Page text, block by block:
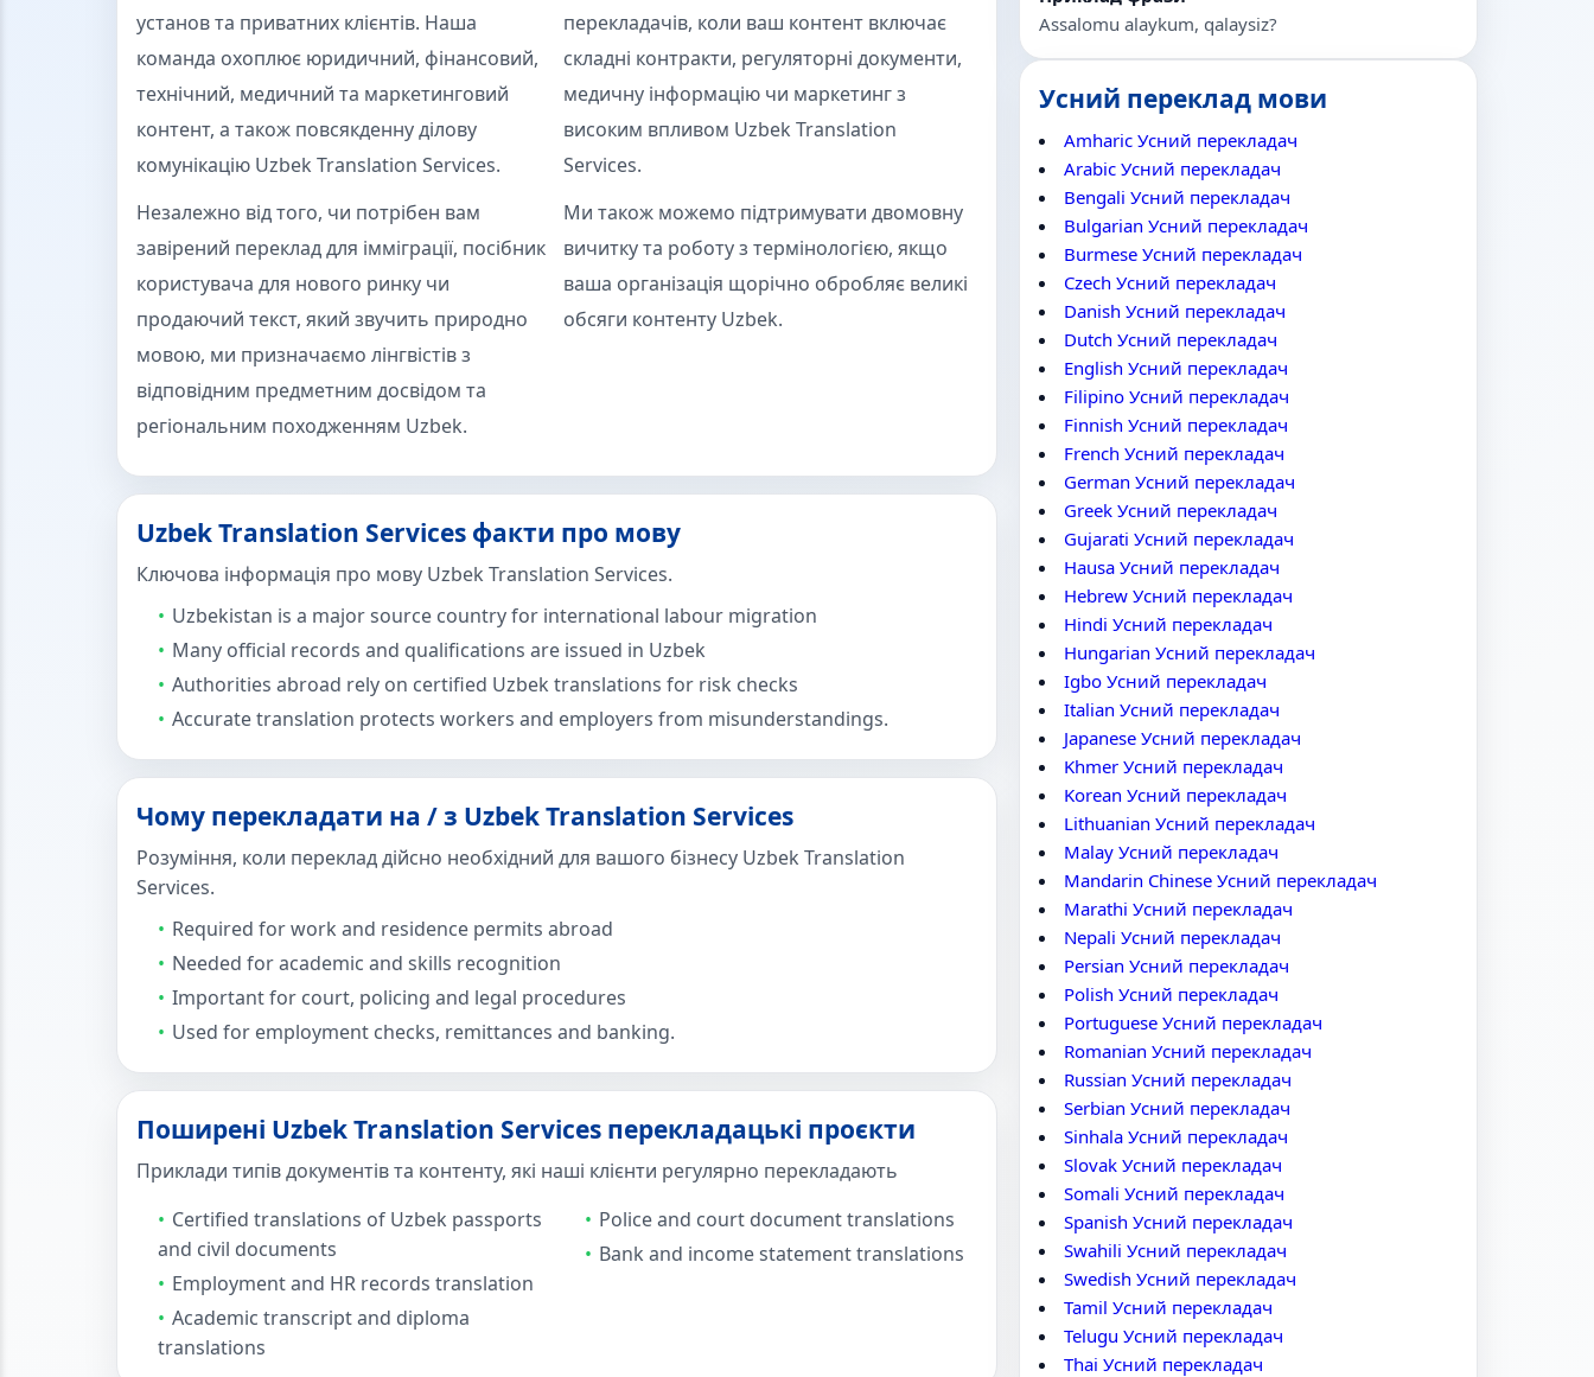
установ та приватних клієнтів. Наша
команда охоплює юридичний, фінансовий,
технічний, медичний та маркетинговий
контент, а також повсякденну ділову
комунікацію Uzbek Translation Services.
Незалежно від того, чи потрібен вам
завірений переклад для імміграції, посібник
користувача для нового ринку чи
продаючий текст, який звучить природно
мовою, ми призначаємо лінгвістів з
відповідним предметним досвідом та
регіональним походженням Uzbek.
перекладачів, коли ваш контент включає
складні контракти, регуляторні документи,
медичну інформацію чи маркетинг з
високим впливом Uzbek Translation
Services.
Ми також можемо підтримувати двомовну
вичитку та роботу з термінологією, якщо
ваша організація щорічно обробляє великі
обсяги контенту Uzbek.
Uzbek Translation Services факти про мову
Ключова інформація про мову Uzbek Translation Services.
Uzbekistan is a major source country for international labour migration
Many official records and qualifications are issued in Uzbek
Authorities abroad rely on certified Uzbek translations for risk checks
Accurate translation protects workers and employers from misunderstandings.
Чому перекладати на / з Uzbek Translation Services
Розуміння, коли переклад дійсно необхідний для вашого бізнесу Uzbek Translation
Services.
Required for work and residence permits abroad
Needed for academic and skills recognition
Important for court, policing and legal procedures
Used for employment checks, remittances and banking.
Поширені Uzbek Translation Services перекладацькі проєкти
Приклади типів документів та контенту, які наші клієнти регулярно перекладають
Certified translations of Uzbek passports
and civil documents
Employment and HR records translation
Academic transcript and diploma
translations
Police and court document translations
Bank and income statement translations
Assalomu alaykum, qalaysiz?
Усний переклад мови
Amharic Усний перекладач
Arabic Усний перекладач
Bengali Усний перекладач
Bulgarian Усний перекладач
Burmese Усний перекладач
Czech Усний перекладач
Danish Усний перекладач
Dutch Усний перекладач
English Усний перекладач
Filipino Усний перекладач
Finnish Усний перекладач
French Усний перекладач
German Усний перекладач
Greek Усний перекладач
Gujarati Усний перекладач
Hausa Усний перекладач
Hebrew Усний перекладач
Hindi Усний перекладач
Hungarian Усний перекладач
Igbo Усний перекладач
Italian Усний перекладач
Japanese Усний перекладач
Khmer Усний перекладач
Korean Усний перекладач
Lithuanian Усний перекладач
Malay Усний перекладач
Mandarin Chinese Усний перекладач
Marathi Усний перекладач
Nepali Усний перекладач
Persian Усний перекладач
Polish Усний перекладач
Portuguese Усний перекладач
Romanian Усний перекладач
Russian Усний перекладач
Serbian Усний перекладач
Sinhala Усний перекладач
Slovak Усний перекладач
Somali Усний перекладач
Spanish Усний перекладач
Swahili Усний перекладач
Swedish Усний перекладач
Tamil Усний перекладач
Telugu Усний перекладач
Thai Усний перекладач